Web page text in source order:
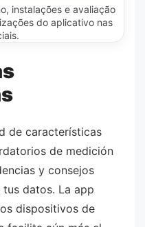
instalações e avaliação
do aplicativo nas
de características
de medición
y consejos
datos. La app
dispositivos de